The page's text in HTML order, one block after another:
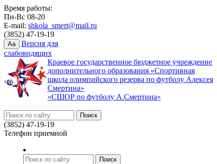
Время работы:
Пн-Вс 08-20
E-mail: shkola_smert@mail.ru
(3852) 47-19-19
Aa
Версия для
слабовидящих
Краевое государственное бюджетное учреждение
дополнительного образования «Спортивная
школа олимпийского резерва по футболу Алексея
Смертина»
«СШОР по футболу А.Смертина»
(3852) 47-19-19
Телефон приемной